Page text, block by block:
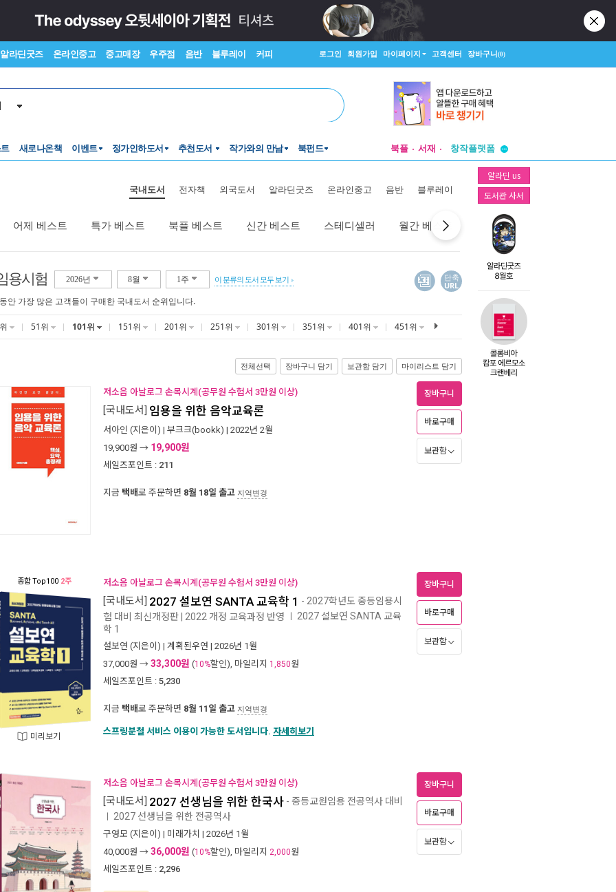
알라딘굿즈 온라인중고 중고매장 우주점 음반 블루레이 커피 로그인 회원가입 마이페이지 고객센터 장바구니(0)
새로나온책 이벤트 정가인하도서 추천도서 작가와의 만남 북펀드 북플 서재
창작플랫폼
투비컨티뉴드
알라딘 us
도서관 사서
국내도서 전자책 외국도서 알라딘굿즈 온라인중고 음반 블루레이
어제 베스트 특가 베스트 북플 베스트 신간 베스트 스테디셀러 월간 베스트 역대 베스트
용시험 2026년 8월 1주 이 분류의 도서 모두 보기
단축
URL
안 가장 많은 고객들이 구매한 국내도서 순위입니다.
51위 101위 151위 201위 251위 301위 351위 401위 451위
전체선택 장바구니 담기 보관함 담기 마이리스트 담기
저소음 아날로그 손목시계(공무원 수험서 3만원 이상)
[국내도서] 임용을 위한 음악교육론
서아인 (지은이) | 부크크(bookk) | 2022년 2월
19,900원 → 19,900원
세일즈포인트 : 211
지금 택배로 주문하면 8월 18일 출고 지역변경
장바구니
바로구매
보관함
종합Top100 2주
미리보기
저소음 아날로그 손목시계(공무원 수험서 3만원 이상)
[국내도서] 2027 설보연 SANTA 교육학 1 - 2027학년도 중등임용시
험 대비 최신개정판 | 2022 개정 교육과정 반영 2027 설보연 SANTA 교육
학 1
설보연 (지은이) | 계획된우연 | 2026년 1월
37,000원 → 33,300원 (10%할인), 마일리지 1,850원
세일즈포인트 : 5,230
지금 택배로 주문하면 8월 11일 출고 지역변경
장바구니
바로구매
보관함
스프링분철 서비스 이용이 가능한 도서입니다. 자세히보기
저소음 아날로그 손목시계(공무원 수험서 3만원 이상)
[국내도서] 2027 선생님을 위한 한국사 - 중등교원임용 전공역사 대비
2027 선생님을 위한 전공역사
구영모 (지은이) | 미래가치 | 2026년 1월
40,000원 → 36,000원 (10%할인), 마일리지 2,000원
세일즈포인트 : 2,296
장바구니
바로구매
보관함